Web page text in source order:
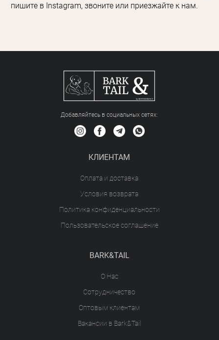
пишите в Instagram, звоните или приезжайте к нам.
Добавляйтесь в социальных сетяx:
КЛИЕНТАМ
Оплата и доставка
Условия возврата
Политика конфиденциальности
Пользовательское соглашение
BARK&TAIL
О Нас
Сотрудничество
Оптовым клиентам
Вакансии в Bark&Tail